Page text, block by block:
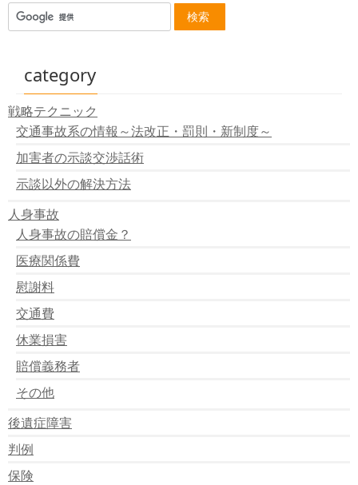
category
戦略テクニック
交通事故系の情報～法改正・罰則・新制度～
加害者の示談交渉話術
示談以外の解決方法
人身事故
人身事故の賠償金？
医療関係費
慰謝料
交通費
休業損害
賠償義務者
その他
後遺症障害
判例
保険